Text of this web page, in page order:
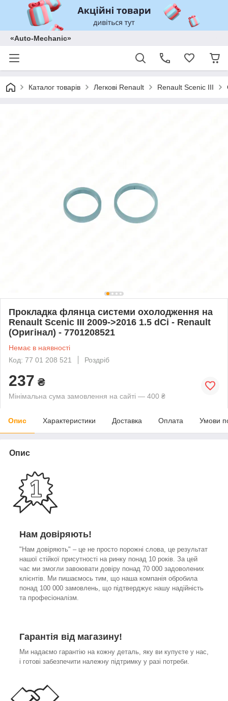
«Auto-Mechanic»
Каталог товарів Легкові Renault Renault Scenic III
Прокладка флянца системи охолодження на
Renault Scenic III 2009->2016 1.5 dCi - Renault
(Оригінал) - 7701208521
Немає в наявності
Код: 77 01 208 521
Роздріб
237 ₴
Мінімальна сума замовлення на сайті — 400 ₴
Опис Характеристики Доставка Оплата Умови
Опис
Нам довіряють!
"Нам довіряють" – це не просто порожні слова, це результат
нашої стійкої присутності на ринку понад 10 років. За цей
час ми змогли завоювати довіру понад 70 000 задоволених
клієнтів. Ми пишаємось тим, що наша компанія обробила
понад 100 000 замовлень, що підтверджує нашу надійність
та професіоналізм.
Гарантія від магазину!
Ми надаємо гарантію на кожну деталь, яку ви купуєте у нас,
і готові забезпечити належну підтримку у разі потреби.